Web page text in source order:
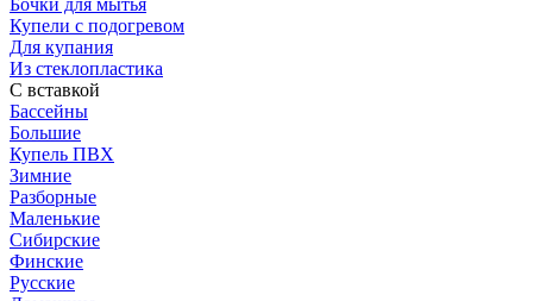
Купели с подогревом
Для купания
Из стеклопластика
С вставкой
Бассейны
Большие
Купель ПВХ
Зимние
Разборные
Маленькие
Сибирские
Финские
Русские